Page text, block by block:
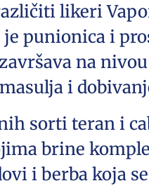
likeri
je punionica i
na
i
sorti teran i
brine
i berba koja